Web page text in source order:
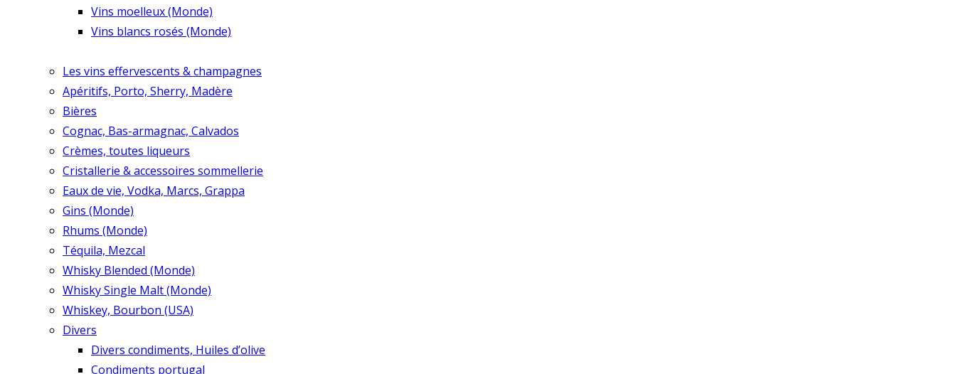
Vins moelleux (Monde)
Vins blancs rosés (Monde)
Les vins effervescents & champagnes
Apéritifs, Porto, Sherry, Madère
Bières
Cognac, Bas-armagnac, Calvados
Crèmes, toutes liqueurs
Cristallerie & accessoires sommellerie
Eaux de vie, Vodka, Marcs, Grappa
Gins (Monde)
Rhums (Monde)
Téquila, Mezcal
Whisky Blended (Monde)
Whisky Single Malt (Monde)
Whiskey, Bourbon (USA)
Divers
Divers condiments, Huiles d’olive
Condiments portugal